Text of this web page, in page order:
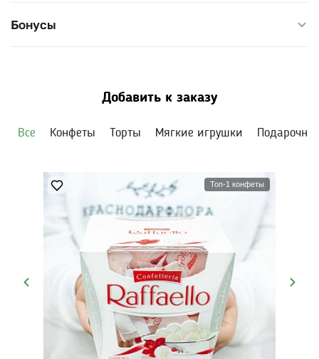
Бонусы
Добавить к заказу
Все Конфеты Торты Мягкие игрушки
Топ-1 конфеты